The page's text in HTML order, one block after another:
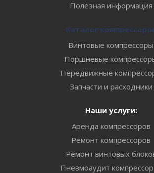
Полезная информация
Каталог
Винтовые компрессоры
Поршневые
Передвижные
Запчасти и расходники
Наши услуги:
Аренда компрессоров
Ремонт компрессоров
Ремонт винтовых
Пневмоаудит